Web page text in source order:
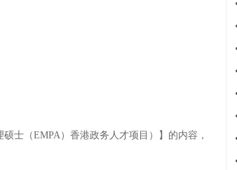
士（EMPA）香港政务人才项目）】的内容，